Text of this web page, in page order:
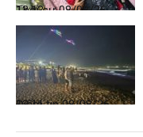
Thời sự
08/08/26, 13:13
Điểm tin
08/08/26, 13:11